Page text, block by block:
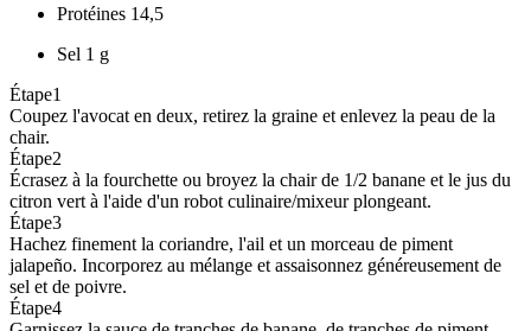
Protéines 14,5
Sel 1 g
Étape1
Coupez l'avocat en deux, retirez la graine et enlevez la peau de la
chair.
Étape2
Écrasez à la fourchette ou broyez la chair de 1/2 banane et le jus du
citron vert à l'aide d'un robot culinaire/mixeur plongeant.
Étape3
Hachez finement la coriandre, l'ail et un morceau de piment
jalapeño. Incorporez au mélange et assaisonnez généreusement de
sel et de poivre.
Étape4